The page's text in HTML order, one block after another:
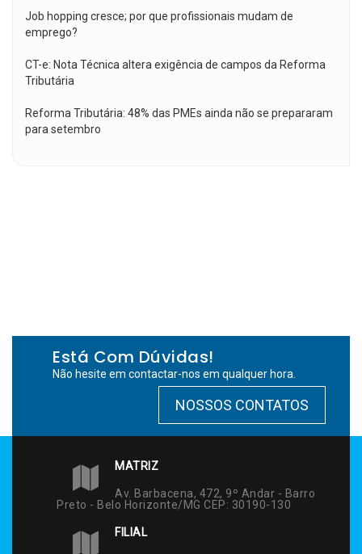
Job hopping cresce; por que profissionais mudam de
emprego?
CT-e: Nota Técnica altera exigência de campos da Reforma
Tributária
Reforma Tributária: 48% das PMEs ainda não se prepararam
para setembro
Está Com Dúvidas!
Não hesite em contactar-nos em qualquer hora.
NOSSOS CONTATOS
MATRIZ
Av. Barbacena, 472, 9º Andar - Barro
Preto - Belo Horizonte/MG CEP: 30190-130
FILIAL